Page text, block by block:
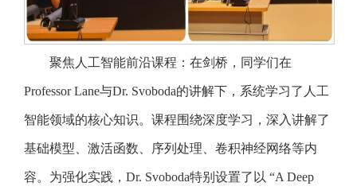
聚焦人工智能前沿课程：在剑桥，同学们在
Professor Lane与Dr. Svoboda的讲解下，系统学习了人工
智能领域的核心知识。课程围绕深度学习，深入讲解了
基础模型、激活函数、序列处理、卷积神经网络等内
容。为强化实践，Dr. Svoboda特别设置了以 “A Deep